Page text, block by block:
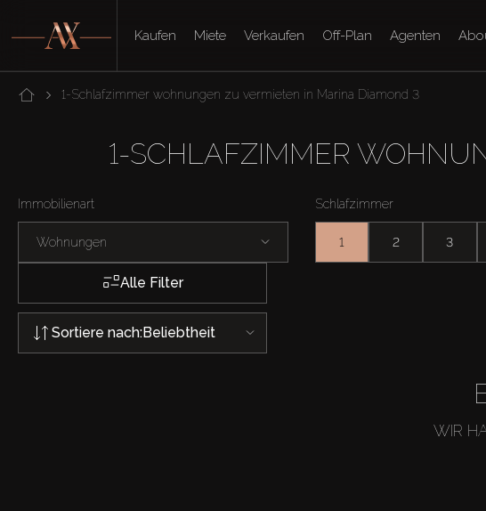
Kaufen Miete Verkaufen Off-Plan Agenten
1-Schlafzimmer wohnungen zu vermieten in Marina Diamond 3
1-SCHLAFZIMMER
Immobilienart
Wohnungen
Schlafzimmer
1 2 3
Alle Filter
Sortiere nach:Beliebtheit
WIR